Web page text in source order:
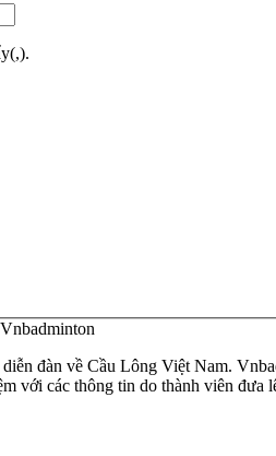
đàn về Cầu Lông Việt Nam.
với các thông tin do thành viên đưa